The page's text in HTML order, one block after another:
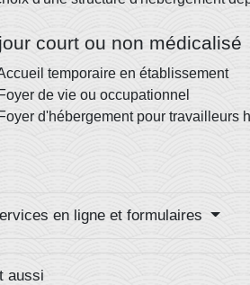
court ou non médicalisé
temporaire en établissement
Foyer de vie ou occupationnel
Foyer d'hébergement pour travailleurs
en ligne et formulaires
aussi